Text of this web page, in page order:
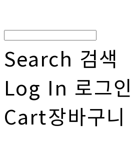
Search 검색
Log In 로그인
Cart장바구니